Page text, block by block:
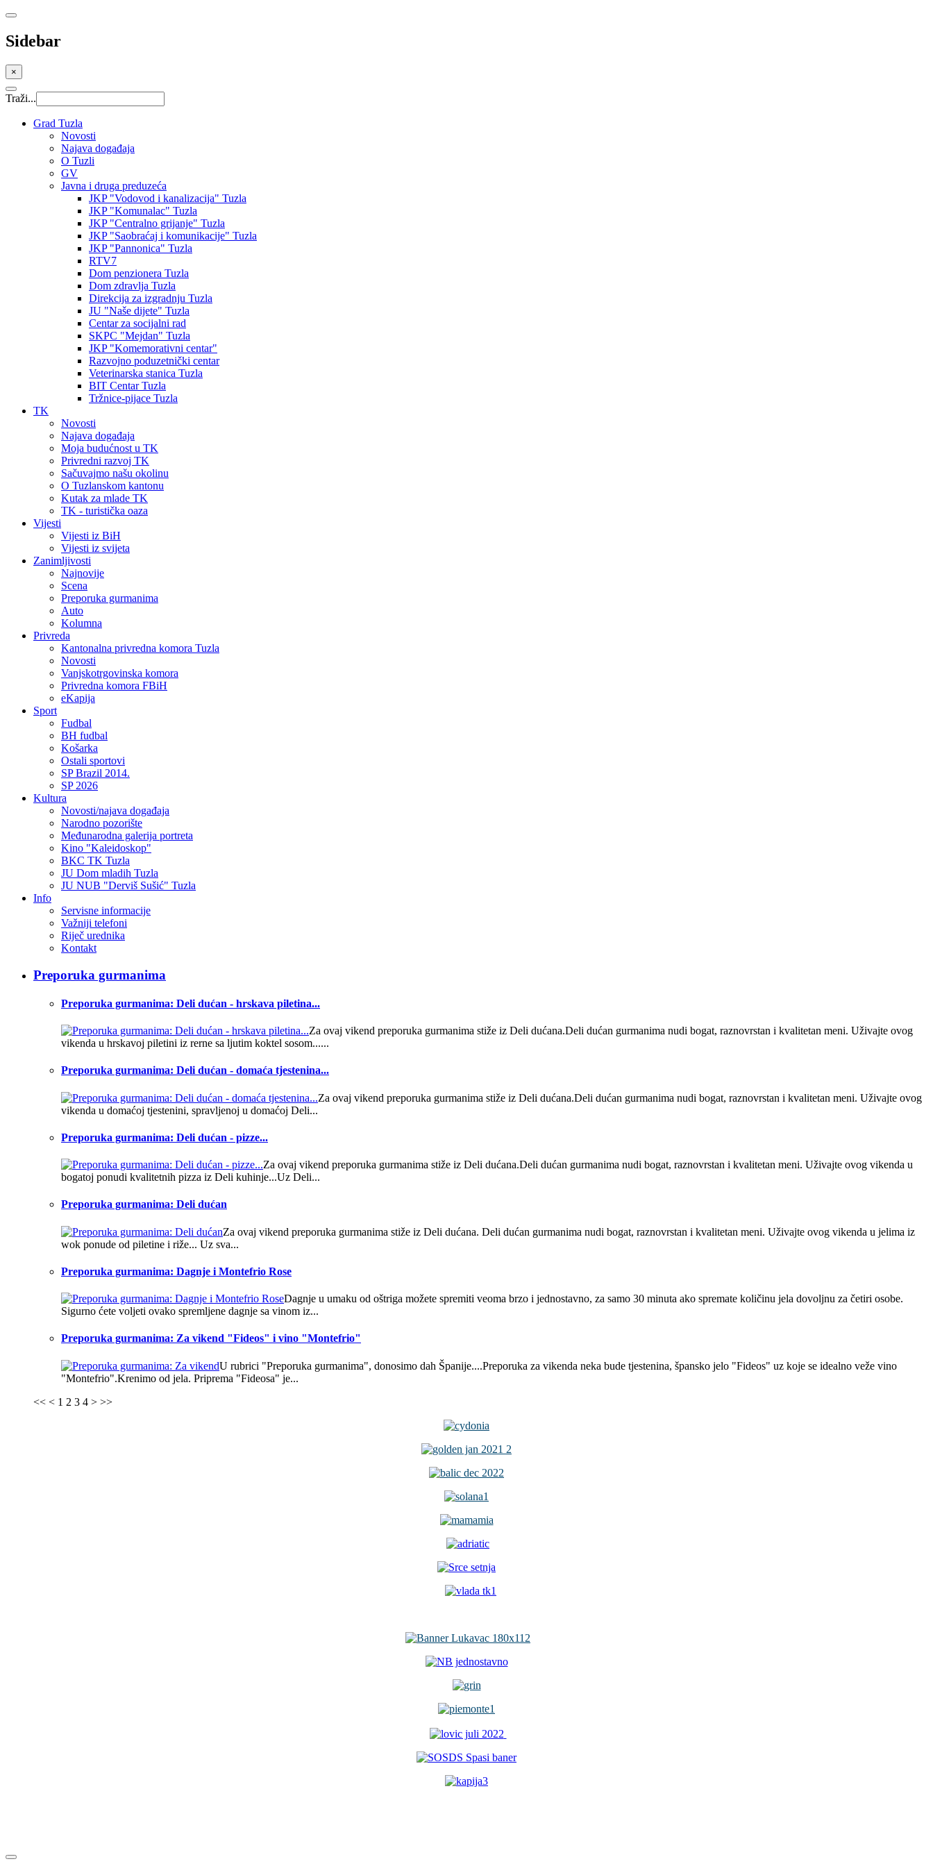
Sidebar
×
Traži...
Grad Tuzla
Novosti
Najava događaja
O Tuzli
GV
Javna i druga preduzeća
JKP "Vodovod i kanalizacija" Tuzla
JKP "Komunalac" Tuzla
JKP "Centralno grijanje" Tuzla
JKP "Saobraćaj i komunikacije" Tuzla
JKP "Pannonica" Tuzla
RTV7
Dom penzionera Tuzla
Dom zdravlja Tuzla
Direkcija za izgradnju Tuzla
JU "Naše dijete" Tuzla
Centar za socijalni rad
SKPC "Mejdan" Tuzla
JKP "Komemorativni centar"
Razvojno poduzetnički centar
Veterinarska stanica Tuzla
BIT Centar Tuzla
Tržnice-pijace Tuzla
TK
Novosti
Najava događaja
Moja budućnost u TK
Privredni razvoj TK
Sačuvajmo našu okolinu
O Tuzlanskom kantonu
Kutak za mlade TK
TK - turistička oaza
Vijesti
Vijesti iz BiH
Vijesti iz svijeta
Zanimljivosti
Najnovije
Scena
Preporuka gurmanima
Auto
Kolumna
Privreda
Kantonalna privredna komora Tuzla
Novosti
Vanjskotrgovinska komora
Privredna komora FBiH
eKapija
Sport
Fudbal
BH fudbal
Košarka
Ostali sportovi
SP Brazil 2014.
SP 2026
Kultura
Novosti/najava događaja
Narodno pozorište
Međunarodna galerija portreta
Kino "Kaleidoskop"
BKC TK Tuzla
JU Dom mladih Tuzla
JU NUB "Derviš Sušić" Tuzla
Info
Servisne informacije
Važniji telefoni
Riječ urednika
Kontakt
Preporuka gurmanima
Preporuka gurmanima: Deli dućan - hrskava piletina...
Za ovaj vikend preporuka gurmanima stiže iz Deli dućana.Deli dućan gurmanima nudi bogat, raznovrstan i kvalitetan meni. Uživajte ovog
vikenda u hrskavoj piletini iz rerne sa ljutim koktel sosom......
Preporuka gurmanima: Deli dućan - domaća tjestenina...
Za ovaj vikend preporuka gurmanima stiže iz Deli dućana.Deli dućan gurmanima nudi bogat, raznovrstan i kvalitetan meni. Uživajte ovog
vikenda u domaćoj tjestenini, spravljenoj u domaćoj Deli...
Preporuka gurmanima: Deli dućan - pizze...
Za ovaj vikend preporuka gurmanima stiže iz Deli dućana.Deli dućan gurmanima nudi bogat, raznovrstan i kvalitetan meni. Uživajte ovog vikenda u
bogatoj ponudi kvalitetnih pizza iz Deli kuhinje...Uz Deli...
Preporuka gurmanima: Deli dućan
Za ovaj vikend preporuka gurmanima stiže iz Deli dućana. Deli dućan gurmanima nudi bogat, raznovrstan i kvalitetan meni. Uživajte ovog vikenda u jelima iz
wok ponude od piletine i riže... Uz sva...
Preporuka gurmanima: Dagnje i Montefrio Rose
Dagnje u umaku od oštriga možete spremiti veoma brzo i jednostavno, za samo 30 minuta ako spremate količinu jela dovoljnu za četiri osobe.
Sigurno ćete voljeti ovako spremljene dagnje sa vinom iz...
Preporuka gurmanima: Za vikend "Fideos" i vino "Montefrio"
U rubrici "Preporuka gurmanima", donosimo dah Španije....Preporuka za vikenda neka bude tjestenina, špansko jelo "Fideos" uz koje se idealno veže vino
"Montefrio".Krenimo od jela. Priprema "Fideosa" je...
<< < 1 2 3 4 > >>